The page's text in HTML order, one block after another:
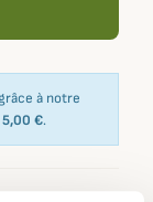
grâce à notre
5,00 €.